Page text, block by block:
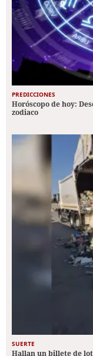
PREDICCIONES
Horóscopo de hoy:
zodiaco
SUERTE
Hallan un billete de